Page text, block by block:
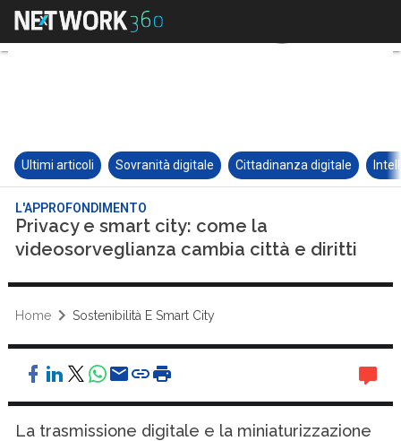
Ultimi articoli Sovranità digitale Cittadinanza digitale
L'APPROFONDIMENTO
Privacy e smart city: come la
videosorveglianza cambia città e diritti
Home Sostenibilità E Smart City
La trasmissione digitale e la miniaturizzazione